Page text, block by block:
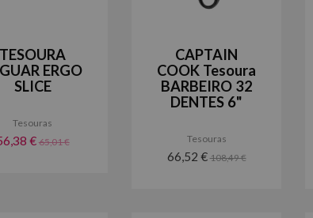
TESOURA
ERGO
SLICE
Tesouras
€ 65,01 €
CAPTAIN
COOK Tesoura
BARBEIRO 32
DENTES 6"
Tesouras
66,52 € 108,49 €